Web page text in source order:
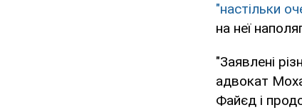
"настільки
на неї
"Заявлені
адвокат
Файєд і